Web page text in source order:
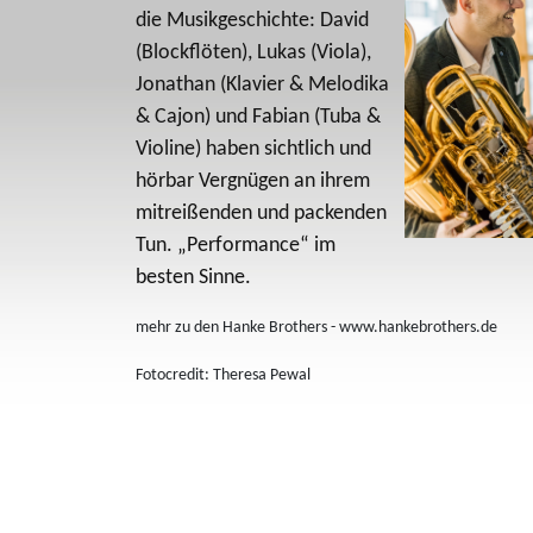
die Musikgeschichte: David
(Blockflöten), Lukas (Viola),
Jonathan (Klavier & Melodika
& Cajon) und Fabian (Tuba &
Violine) haben sichtlich und
hörbar Vergnügen an ihrem
mitreißenden und packenden
Tun. „Performance“ im
besten Sinne.
mehr zu den Hanke Brothers - www.hankebrothers.de
Fotocredit: Theresa Pewal